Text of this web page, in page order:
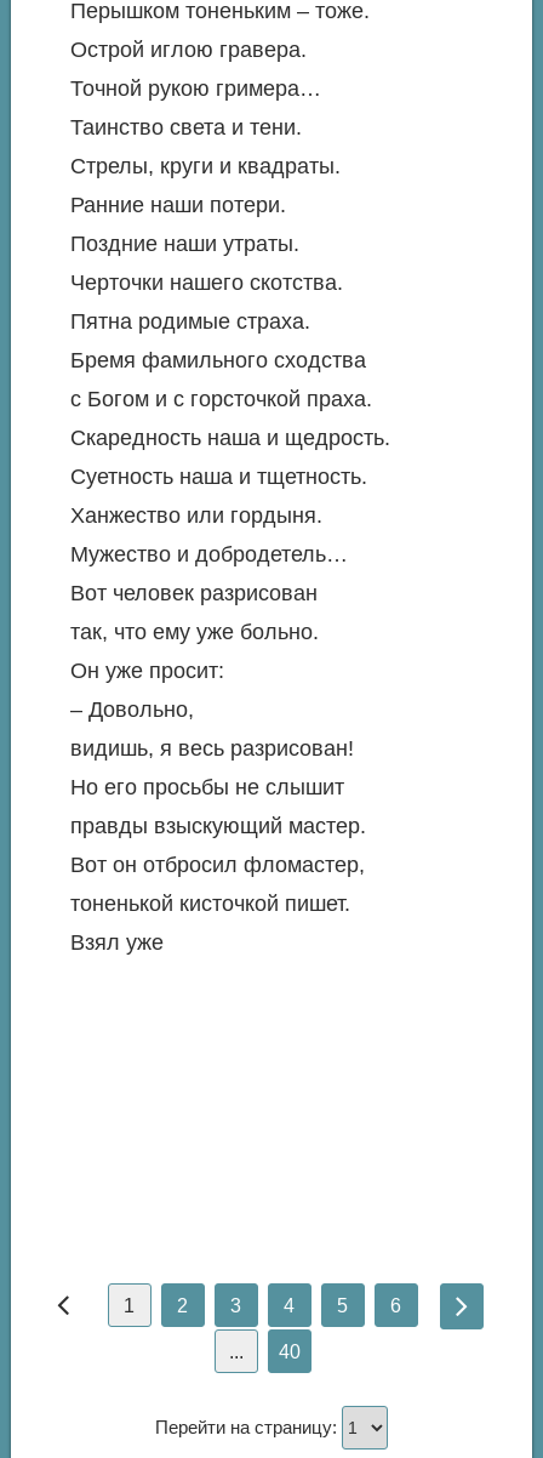
Перышком тоненьким – тоже.
Острой иглою гравера.
Точной рукою гримера…
Таинство света и тени.
Стрелы, круги и квадраты.
Ранние наши потери.
Поздние наши утраты.
Черточки нашего скотства.
Пятна родимые страха.
Бремя фамильного сходства
с Богом и с горсточкой праха.
Скаредность наша и щедрость.
Суетность наша и тщетность.
Ханжество или гордыня.
Мужество и добродетель…
Вот человек разрисован
так, что ему уже больно.
Он уже просит:
– Довольно,
видишь, я весь разрисован!
Но его просьбы не слышит
правды взыскующий мастер.
Вот он отбросил фломастер,
тоненькой кисточкой пишет.
Взял уже
1 2 3 4 5 6
... 40
Перейти на страницу: